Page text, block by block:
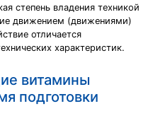
степень владения техникой
движением (движениями)
отличается
характеристик.
витамины
подготовки